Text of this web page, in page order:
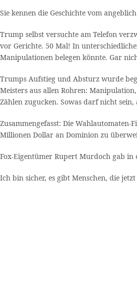
Sie kennen die Geschichte vom
Trump selbst versuchte am Telefon
vor Gerichte. 50 Mal! In
Manipulationen belegen könnte. Gar
Trumps Aufstieg und Absturz wurde
Meisters aus allen Rohren:
Zählen zugucken. Sowas darf nicht
Zusammengefasst: Die
Millionen Dollar an Dominion zu
Fox-Eigentümer Rupert Murdoch gab
Ich bin sicher, es gibt Menschen, die